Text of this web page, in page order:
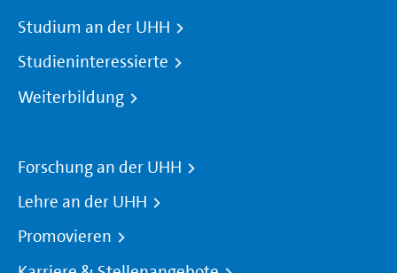
Studium an der UHH
Studieninteressierte
Weiterbildung
Forschung an der UHH
Lehre an der UHH
Promovieren